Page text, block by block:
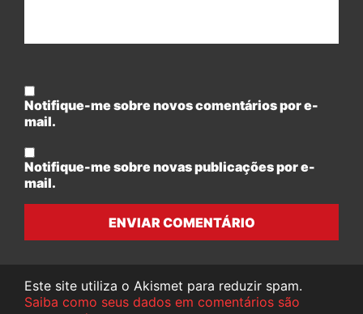
Notifique-me sobre novos comentários por e-
mail.
Notifique-me sobre novas publicações por e-
mail.
ENVIAR COMENTÁRIO
Este site utiliza o Akismet para reduzir spam.
Saiba como seus dados em comentários são